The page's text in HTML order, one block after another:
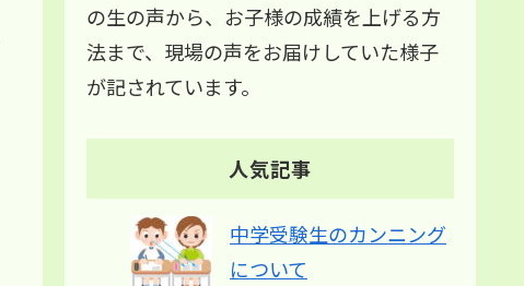
の生の声から、お子様の成績を上げる方
法まで、現場の声をお届けしていた様子
が記されています。
人気記事
中学受験生のカンニング
について